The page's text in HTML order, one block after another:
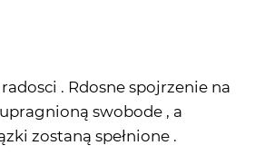
. Rdosne spojrzenie na
swobode , a
zostaną spełnione .